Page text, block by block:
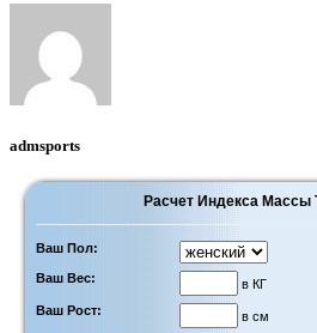
admsports
Расчет Индекса Массы
Ваш Пол:
Ваш Вес:
в КГ
Ваш Рост:
в см